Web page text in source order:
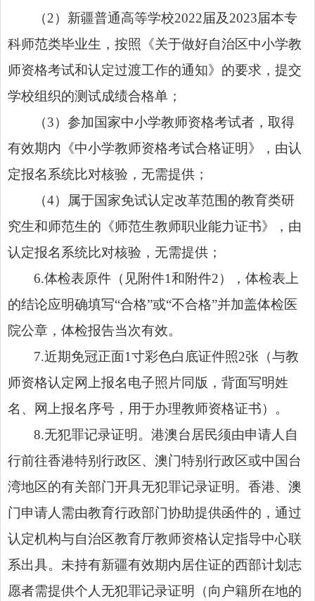
（2）新疆普通高等学校2022届及2023届本专
科师范类毕业生，按照《关于做好自治区中小学教
师资格考试和认定过渡工作的通知》的要求，提交
学校组织的测试成绩合格单；
（3）参加国家中小学教师资格考试者，取得
有效期内《中小学教师资格考试合格证明》，由认
定报名系统比对核验，无需提供；
（4）属于国家免试认定改革范围的教育类研
究生和师范生的《师范生教师职业能力证书》，由
认定报名系统比对核验，无需提供；
6.体检表原件（见附件1和附件2），体检表上
的结论应明确填写“合格”或“不合格”并加盖体检医
院公章，体检报告当次有效。
7.近期免冠正面1寸彩色白底证件照2张（与教
师资格认定网上报名电子照片同版，背面写明姓
名、网上报名序号，用于办理教师资格证书）。
8.无犯罪记录证明。港澳台居民须由申请人自
行前往香港特别行政区、澳门特别行政区或中国台
湾地区的有关部门开具无犯罪记录证明。香港、澳
门申请人需由教育行政部门协助提供函件的，通过
认定机构与自治区教育厅教师资格认定指导中心联
系出具。未持有新疆有效期内居住证的西部计划志
愿者需提供个人无犯罪记录证明（向户籍所在地的